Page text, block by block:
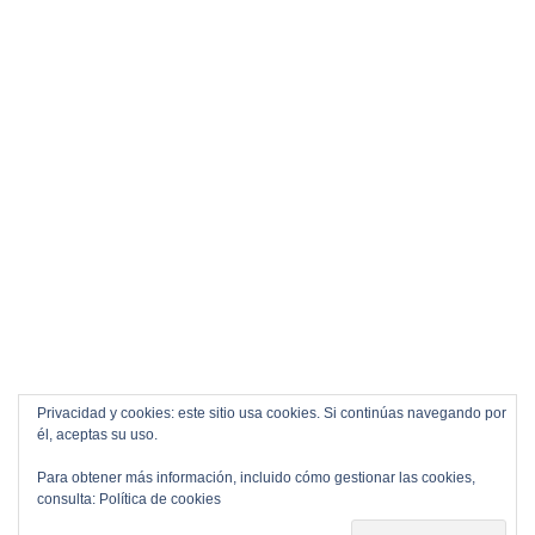
Privacidad y cookies: este sitio usa cookies. Si continúas navegando por
él, aceptas su uso.
Para obtener más información, incluido cómo gestionar las cookies,
consulta: Política de cookies